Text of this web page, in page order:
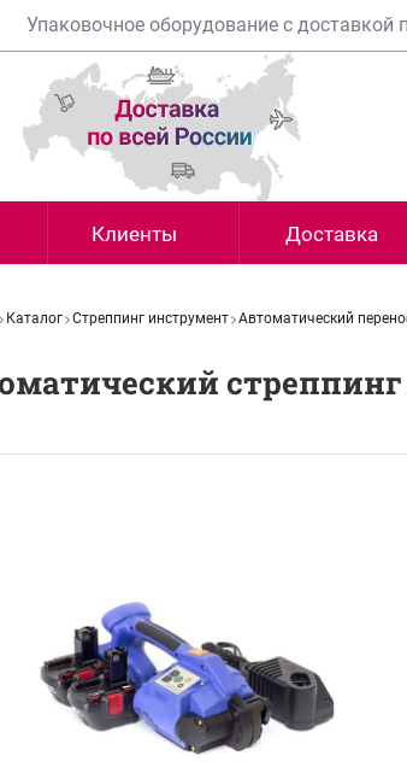
Упаковочное оборудование с доставкой
Клиенты Доставка
Каталог Стреппинг инструмент Автоматический
стреппинг